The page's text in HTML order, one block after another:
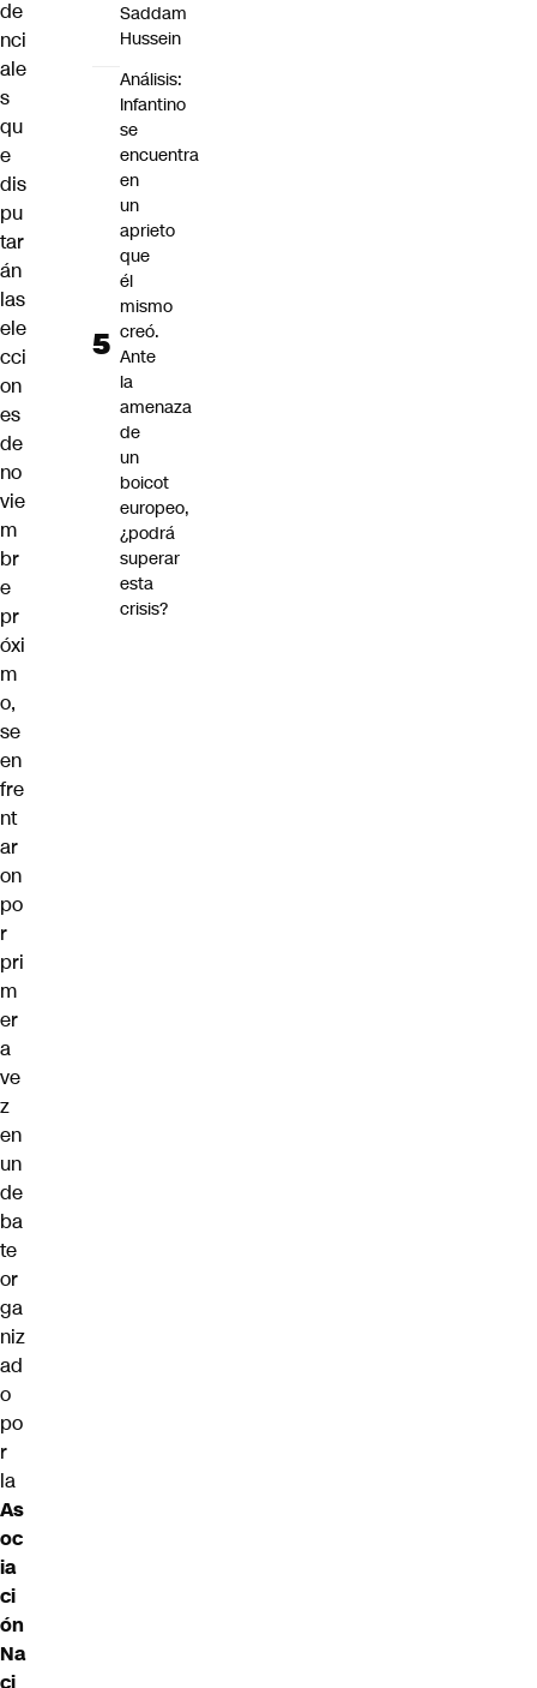
de
nci
ale
s
qu
e
dis
pu
tar
án
las
ele
cci
on
es
de
no
vie
m
br
e
pr
óxi
m
o,
se
en
fre
nt
ar
on
po
r
pri
m
er
a
ve
z
en
un
de
ba
te
or
ga
niz
ad
o
po
r
la
As
oc
ia
ci
ón
Na
ci
Saddam
Hussein
Análisis:
Infantino
se
encuentra
en
un
aprieto
que
él
mismo
creó.
Ante
la
amenaza
de
un
boicot
europeo,
¿podrá
superar
esta
crisis?